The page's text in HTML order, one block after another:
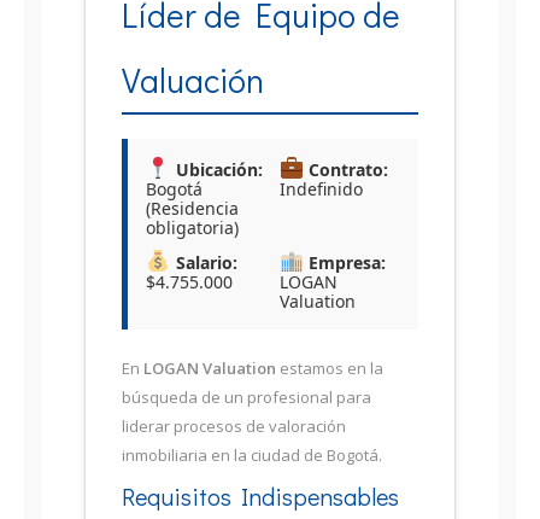
Líder de Equipo de
Valuación
Ubicación:
Bogotá
(Residencia
obligatoria)
Contrato:
Indefinido
Salario:
$4.755.000
Empresa:
LOGAN
Valuation
En LOGAN Valuation estamos en la
búsqueda de un profesional para
liderar procesos de valoración
inmobiliaria en la ciudad de Bogotá.
Requisitos Indispensables